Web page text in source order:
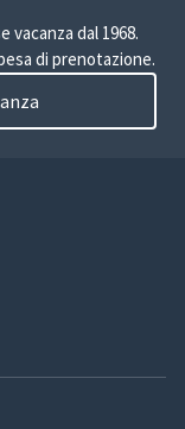
vacanza dal 1968.
di prenotazione.